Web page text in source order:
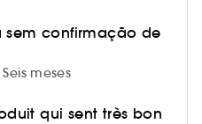
sem confirmação de
meses
qui sent très bon